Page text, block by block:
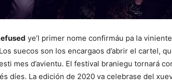
ye’l primer nome confirmáu pa la
suecos son los encargaos d’abrir el cartel,
mes d’avientu. El festival braniegu tornará
díes. La edición de 2020 va celebrase del